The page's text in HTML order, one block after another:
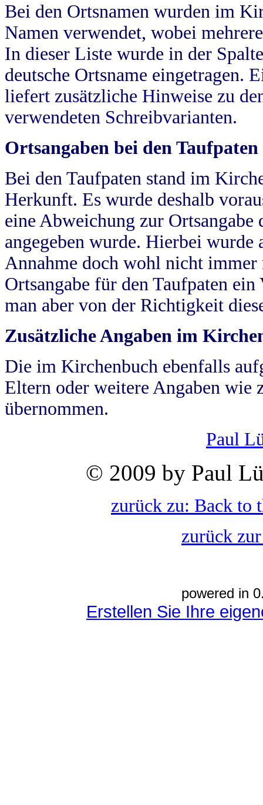
Bei den Ortsnamen wurden im
Namen verwendet, wobei
In dieser Liste wurde in der
deutsche Ortsname eingetragen.
liefert zusätzliche Hinweise zu
verwendeten Schreibvarianten.
Ortsangaben bei den Taufpaten
Bei den Taufpaten stand im
Herkunft. Es wurde deshalb
eine Abweichung zur
angegeben wurde. Hierbei wurde
Annahme doch wohl nicht
Ortsangabe für den Taufpaten
man aber von der Richtigkeit
Zusätzliche Angaben im
Die im Kirchenbuch ebenfalls
Eltern oder weitere Angaben wie
übernommen.
Paul
© 2009 by Paul
zurück zu: Back to
zurück
powered in
Erstellen Sie Ihre